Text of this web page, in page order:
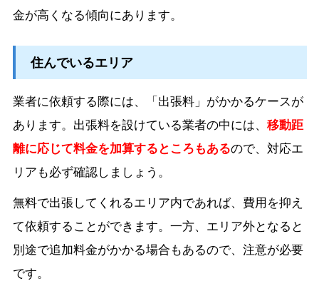
金が高くなる傾向にあります。
住んでいるエリア
業者に依頼する際には、「出張料」がかかるケースが
あります。出張料を設けている業者の中には、 移動距
離に応じて料金を加算するところもあるので、対応エ
リアも必ず確認しましょう。
無料で出張してくれるエリア内であれば、費用を抑え
て依頼することができます。一方、エリア外となると
別途で追加料金がかかる場合もあるので、注意が必要
です。